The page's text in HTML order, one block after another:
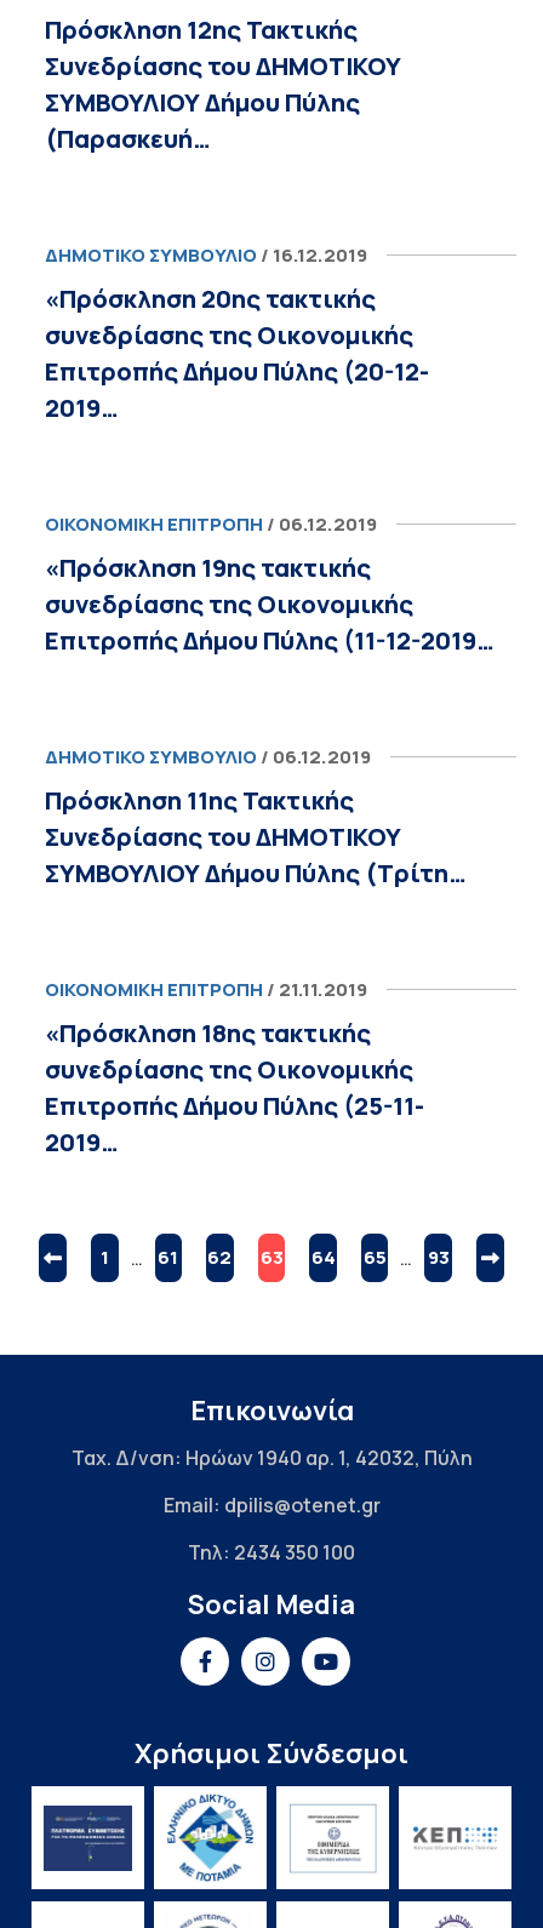
Πρόσκληση 12ης Τακτικής
Συνεδρίασης του ΔΗΜΟΤΙΚΟΥ
ΣΥΜΒΟΥΛΙΟΥ Δήμου Πύλης
(Παρασκευή…
ΔΗΜΟΤΙΚΌ ΣΥΜΒΟΎΛΙΟ / 16.12.2019
«Πρόσκληση 20ης τακτικής
συνεδρίασης της Οικονομικής
Επιτροπής Δήμου Πύλης (20-12-
2019…
ΟΙΚΟΝΟΜΙΚΉ ΕΠΙΤΡΟΠΉ / 06.12.2019
«Πρόσκληση 19ης τακτικής
συνεδρίασης της Οικονομικής
Επιτροπής Δήμου Πύλης (11-12-2019…
ΔΗΜΟΤΙΚΌ ΣΥΜΒΟΎΛΙΟ / 06.12.2019
Πρόσκληση 11ης Τακτικής
Συνεδρίασης του ΔΗΜΟΤΙΚΟΥ
ΣΥΜΒΟΥΛΙΟΥ Δήμου Πύλης (Τρίτη…
ΟΙΚΟΝΟΜΙΚΉ ΕΠΙΤΡΟΠΉ / 21.11.2019
«Πρόσκληση 18ης τακτικής
συνεδρίασης της Οικονομικής
Επιτροπής Δήμου Πύλης (25-11-
2019…
1 … 61 62 63 64 65 … 93
Επικοινωνία
Ταχ. Δ/νση: Ηρώων 1940 αρ. 1, 42032, Πύλη
Email: dpilis@otenet.gr
Τηλ: 2434 350 100
Social Media
Χρήσιμοι Σύνδεσμοι